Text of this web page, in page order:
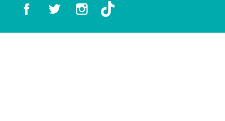
Facebook Twitter Instagram